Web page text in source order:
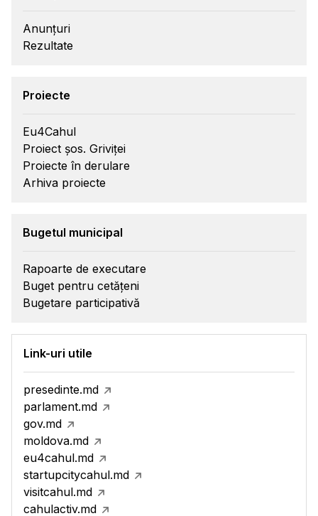
Anunțuri
Rezultate
Proiecte
Eu4Cahul
Proiect șos. Griviței
Proiecte în derulare
Arhiva proiecte
Bugetul municipal
Rapoarte de executare
Buget pentru cetățeni
Bugetare participativă
Link-uri utile
presedinte.md
parlament.md
gov.md
moldova.md
eu4cahul.md
startupcitycahul.md
visitcahul.md
cahulactiv.md